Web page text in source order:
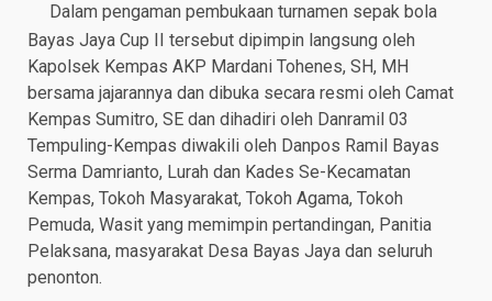
Dalam pengaman pembukaan turnamen sepak bola
Bayas Jaya Cup II tersebut dipimpin langsung oleh
Kapolsek Kempas AKP Mardani Tohenes, SH, MH
bersama jajarannya dan dibuka secara resmi oleh Camat
Kempas Sumitro, SE dan dihadiri oleh Danramil 03
Tempuling-Kempas diwakili oleh Danpos Ramil Bayas
Serma Damrianto, Lurah dan Kades Se-Kecamatan
Kempas, Tokoh Masyarakat, Tokoh Agama, Tokoh
Pemuda, Wasit yang memimpin pertandingan, Panitia
Pelaksana, masyarakat Desa Bayas Jaya dan seluruh
penonton.